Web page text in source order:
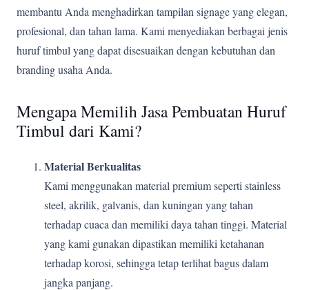
membantu Anda menghadirkan tampilan signage yang elegan,
profesional, dan tahan lama. Kami menyediakan berbagai jenis
huruf timbul yang dapat disesuaikan dengan kebutuhan dan
branding usaha Anda.
Mengapa Memilih Jasa Pembuatan Huruf
Timbul dari Kami?
Material Berkualitas
Kami menggunakan material premium seperti stainless
steel, akrilik, galvanis, dan kuningan yang tahan
terhadap cuaca dan memiliki daya tahan tinggi. Material
yang kami gunakan dipastikan memiliki ketahanan
terhadap korosi, sehingga tetap terlihat bagus dalam
jangka panjang.